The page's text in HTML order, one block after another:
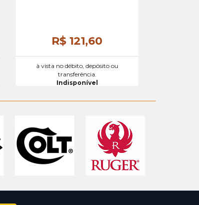
R$ 121,60
à vista no débito, depósito ou
transferência.
Indisponível